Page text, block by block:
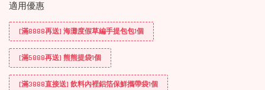
適用優惠
[滿8888再送] 海灘度假草編手提包包1個
[滿5888再送] 熊熊提袋1個
[滿3888直接送] 飲料內裡鋁箔保鮮攜帶袋1個